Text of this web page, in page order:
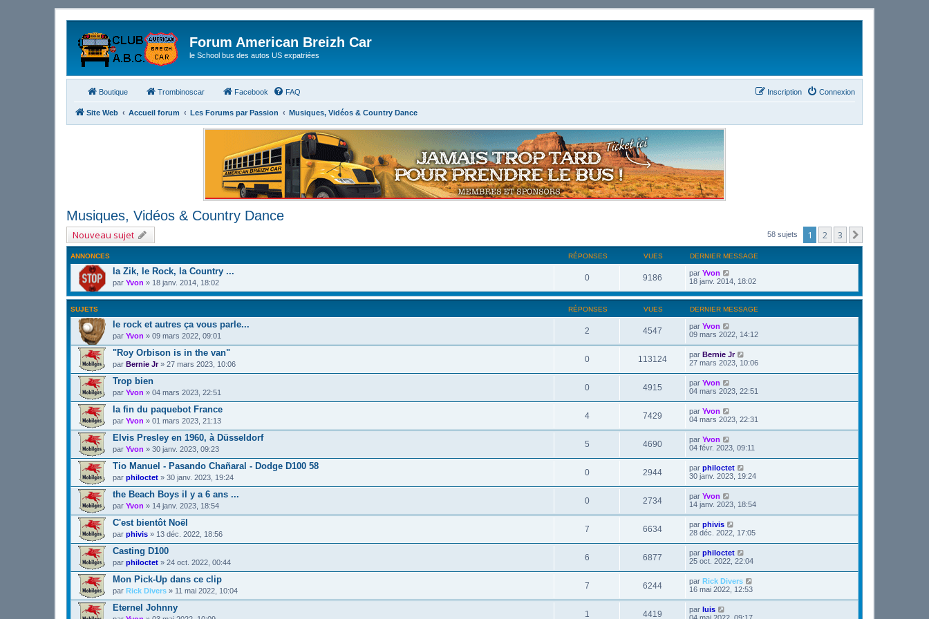
Forum American Breizh Car
le School bus des autos US expatriées
Boutique Trombinoscar Facebook FAQ Connexion
Inscription
Site Web Accueil forum Les Forums par Passion Musiques, Vidéos & Country Dance
Musiques, Vidéos & Country Dance
Nouveau sujet 58 sujets 1 2 3
ANNONCES RÉPONSES VUES DERNIER MESSAGE
la Zik, le Rock, la Country ...
par Yvon » 18 janv. 2014, 18:02
0 9186 par Yvon
18 janv. 2014, 18:02
SUJETS RÉPONSES VUES DERNIER MESSAGE
le rock et autres ça vous parle...
par Yvon » 09 mars 2022, 09:01
2 4547 par Yvon
09 mars 2022, 14:12
"Roy Orbison is in the van"
par Bernie Jr» 27 mars 2023, 10:06
0 113124 par Bernie Jr
27 mars 2023, 10:06
Trop bien
par Yvon » 04 mars 2023, 22:51
0 4915 par Yvon
04 mars 2023, 22:51
la fin du paquebot France
par Yvon » 01 mars 2023, 21:13
4 7429 par Yvon
04 mars 2023, 22:31
Elvis Presley en 1960, à Düsseldorf
par Yvon » 30 janv. 2023, 09:23
5 4690 par Yvon
04 févr. 2023, 09:11
Tio Manuel - Pasando Chañaral - Dodge D100 58
par philoctet » 30 janv. 2023, 19:24
0 2944 par philoctet
30 janv. 2023, 19:24
the Beach Boys il y a 6 ans ...
par Yvon » 14 janv. 2023, 18:54
0 2734 par Yvon
14 janv. 2023, 18:54
C'est bientôt Noël
par phivis » 13 déc. 2022, 18:56
7 6634 par phivis
28 déc. 2022, 17:05
Casting D100
par philoctet » 24 oct. 2022, 00:44
6 6877 par philoctet
25 oct. 2022, 22:04
Mon Pick-Up dans ce clip
par Rick Divers » 11 mai 2022, 10:04
7 6244 par Rick Divers
16 mai 2022, 12:53
Eternel Johnny
1 4419 par luis
04 mai 2022, 09:17